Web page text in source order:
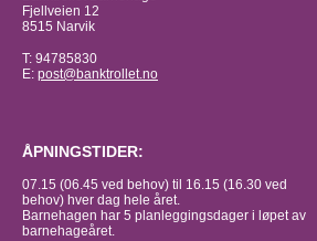
Fjellveien 12
8515 Narvik
T: 94785830
E: post@banktrollet.no
ÅPNINGSTIDER:
07.15 (06.45 ved behov) til 16.15 (16.30 ved
behov) hver dag hele året.
Barnehagen har 5 planleggingsdager i løpet av
barnehageåret.